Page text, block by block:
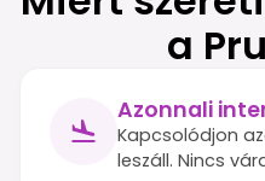
a
Azonnali
Kapcsolódjon
leszáll. Nincs